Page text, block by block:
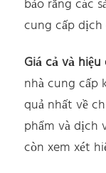
bảo rằng các
cung cấp dịch
Giá cả và
nhà cung cấp
quả nhất về
phẩm và dịch
còn xem xét